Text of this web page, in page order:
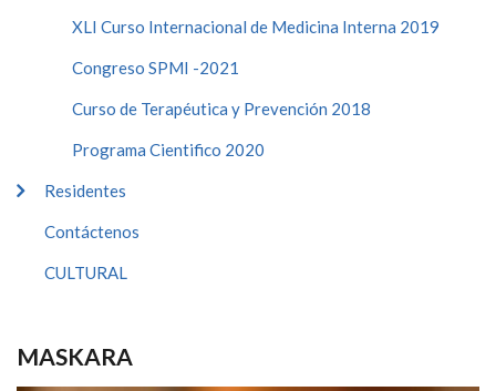
XLI Curso Internacional de Medicina Interna 2019
Congreso SPMI -2021
Curso de Terapéutica y Prevención 2018
Programa Cientifico 2020
Residentes
Contáctenos
CULTURAL
MASKARA